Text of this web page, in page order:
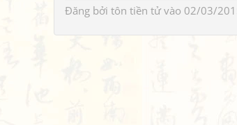
Đăng bởi tôn tiền tửvào 02/03/